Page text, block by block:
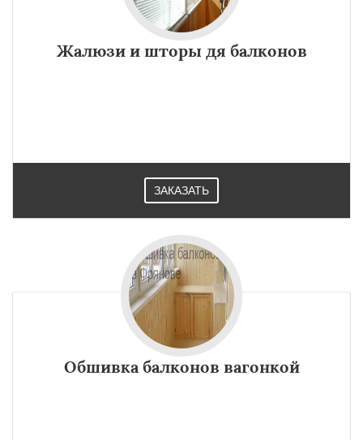
Жалюзи и шторы дя балконов
ЗАКАЗАТЬ
Обшивка балконов вагонкой